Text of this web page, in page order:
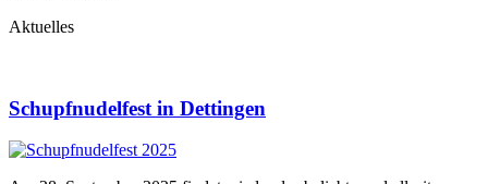
Aktuelles
Schupfnudelfest in Dettingen